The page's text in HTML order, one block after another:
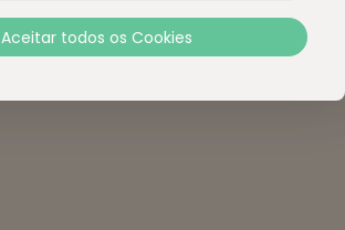
Aceitar todos os Cookies